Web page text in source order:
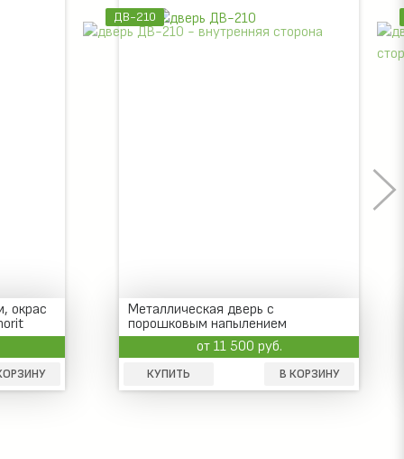
ДВ-205
Входная стальная дверь с
порошковым напылением
от 8 400 руб.
КУПИТЬ В КОРЗИНУ